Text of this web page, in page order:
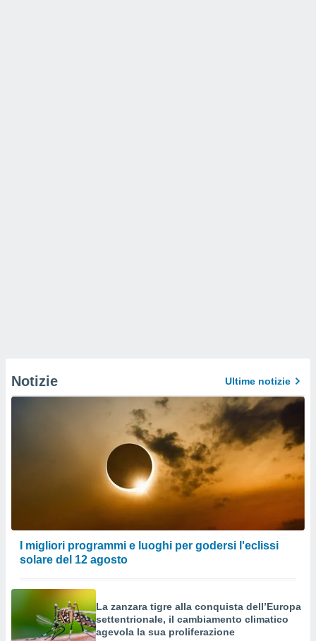
Notizie Ultime notizie
I migliori programmi e luoghi per godersi l'eclissi
solare del 12 agosto
La zanzara tigre alla conquista dell’Europa
settentrionale, il cambiamento climatico
agevola la sua proliferazione